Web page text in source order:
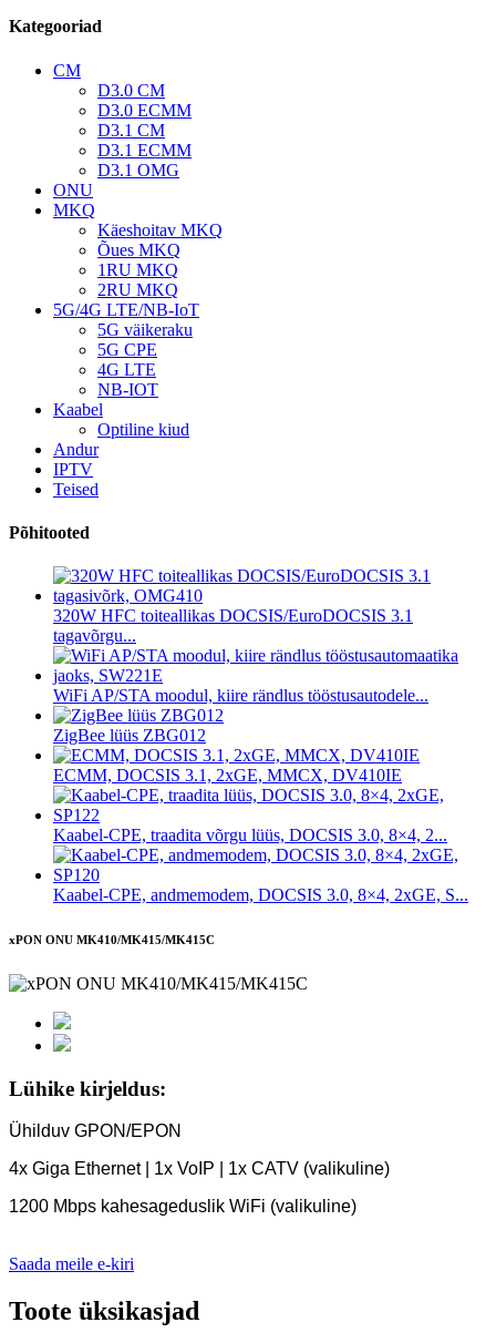
Kategooriad
CM
D3.0 CM
D3.0 ECMM
D3.1 CM
D3.1 ECMM
D3.1 OMG
ONU
MKQ
Käeshoitav MKQ
Õues MKQ
1RU MKQ
2RU MKQ
5G/4G LTE/NB-IoT
5G väikeraku
5G CPE
4G LTE
NB-IOT
Kaabel
Optiline kiud
Andur
IPTV
Teised
Põhitooted
320W HFC toiteallikas DOCSIS/EuroDOCSIS 3.1
tagavõrgu...
WiFi AP/STA moodul, kiire rändlus tööstusautodele...
ZigBee lüüs ZBG012
ECMM, DOCSIS 3.1, 2xGE, MMCX, DV410IE
Kaabel-CPE, traadita võrgu lüüs, DOCSIS 3.0, 8×4, 2...
Kaabel-CPE, andmemodem, DOCSIS 3.0, 8×4, 2xGE, S...
xPON ONU MK410/MK415/MK415C
Lühike kirjeldus:
Ühilduv GPON/EPON
4x Giga Ethernet | 1x VoIP | 1x CATV (valikuline)
1200 Mbps kahesageduslik WiFi (valikuline)
Saada meile e-kiri
Toote üksikasjad